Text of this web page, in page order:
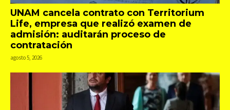
UNAM cancela contrato con Territorium
Life, empresa que realizó examen de
admisión: auditarán proceso de
contratación
agosto 5, 2026